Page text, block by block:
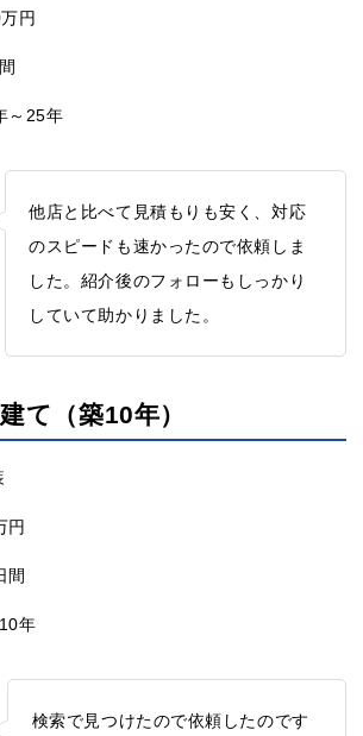
円
～25年
他店と比べて見積もりも安く、対応
のスピードも速かったので依頼しま
した。紹介後のフォローもしっかり
していて助かりました。
て（築10年）
円
間
年
検索で見つけたので依頼したのです